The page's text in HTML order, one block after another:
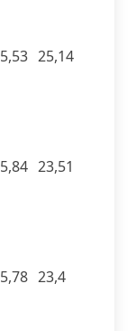
5,53 25,14
5,84 23,51
5,78 23,4